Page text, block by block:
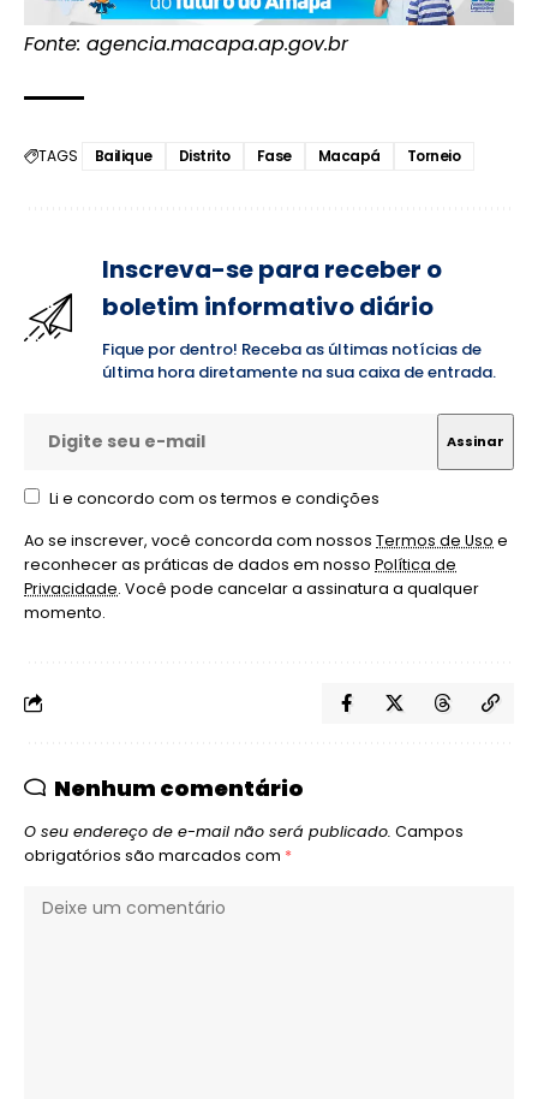
Fonte: agencia.macapa.ap.gov.br
TAGS Bailique Distrito Fase Macapá Torneio
Inscreva-se para receber o
boletim informativo diário
Fique por dentro! Receba as últimas notícias de
última hora diretamente na sua caixa de entrada.
Li e concordo com os termos e condições
Ao se inscrever, você concorda com nossos Termos de Uso e
reconhecer as práticas de dados em nosso Política de
Privacidade. Você pode cancelar a assinatura a qualquer
momento.
Nenhum comentário
O seu endereço de e-mail não será publicado. Campos
obrigatórios são marcados com *